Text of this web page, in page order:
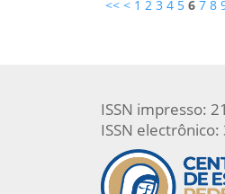
<< < 1 2 3 4 5 6 7 8
ISSN impresso:
ISSN